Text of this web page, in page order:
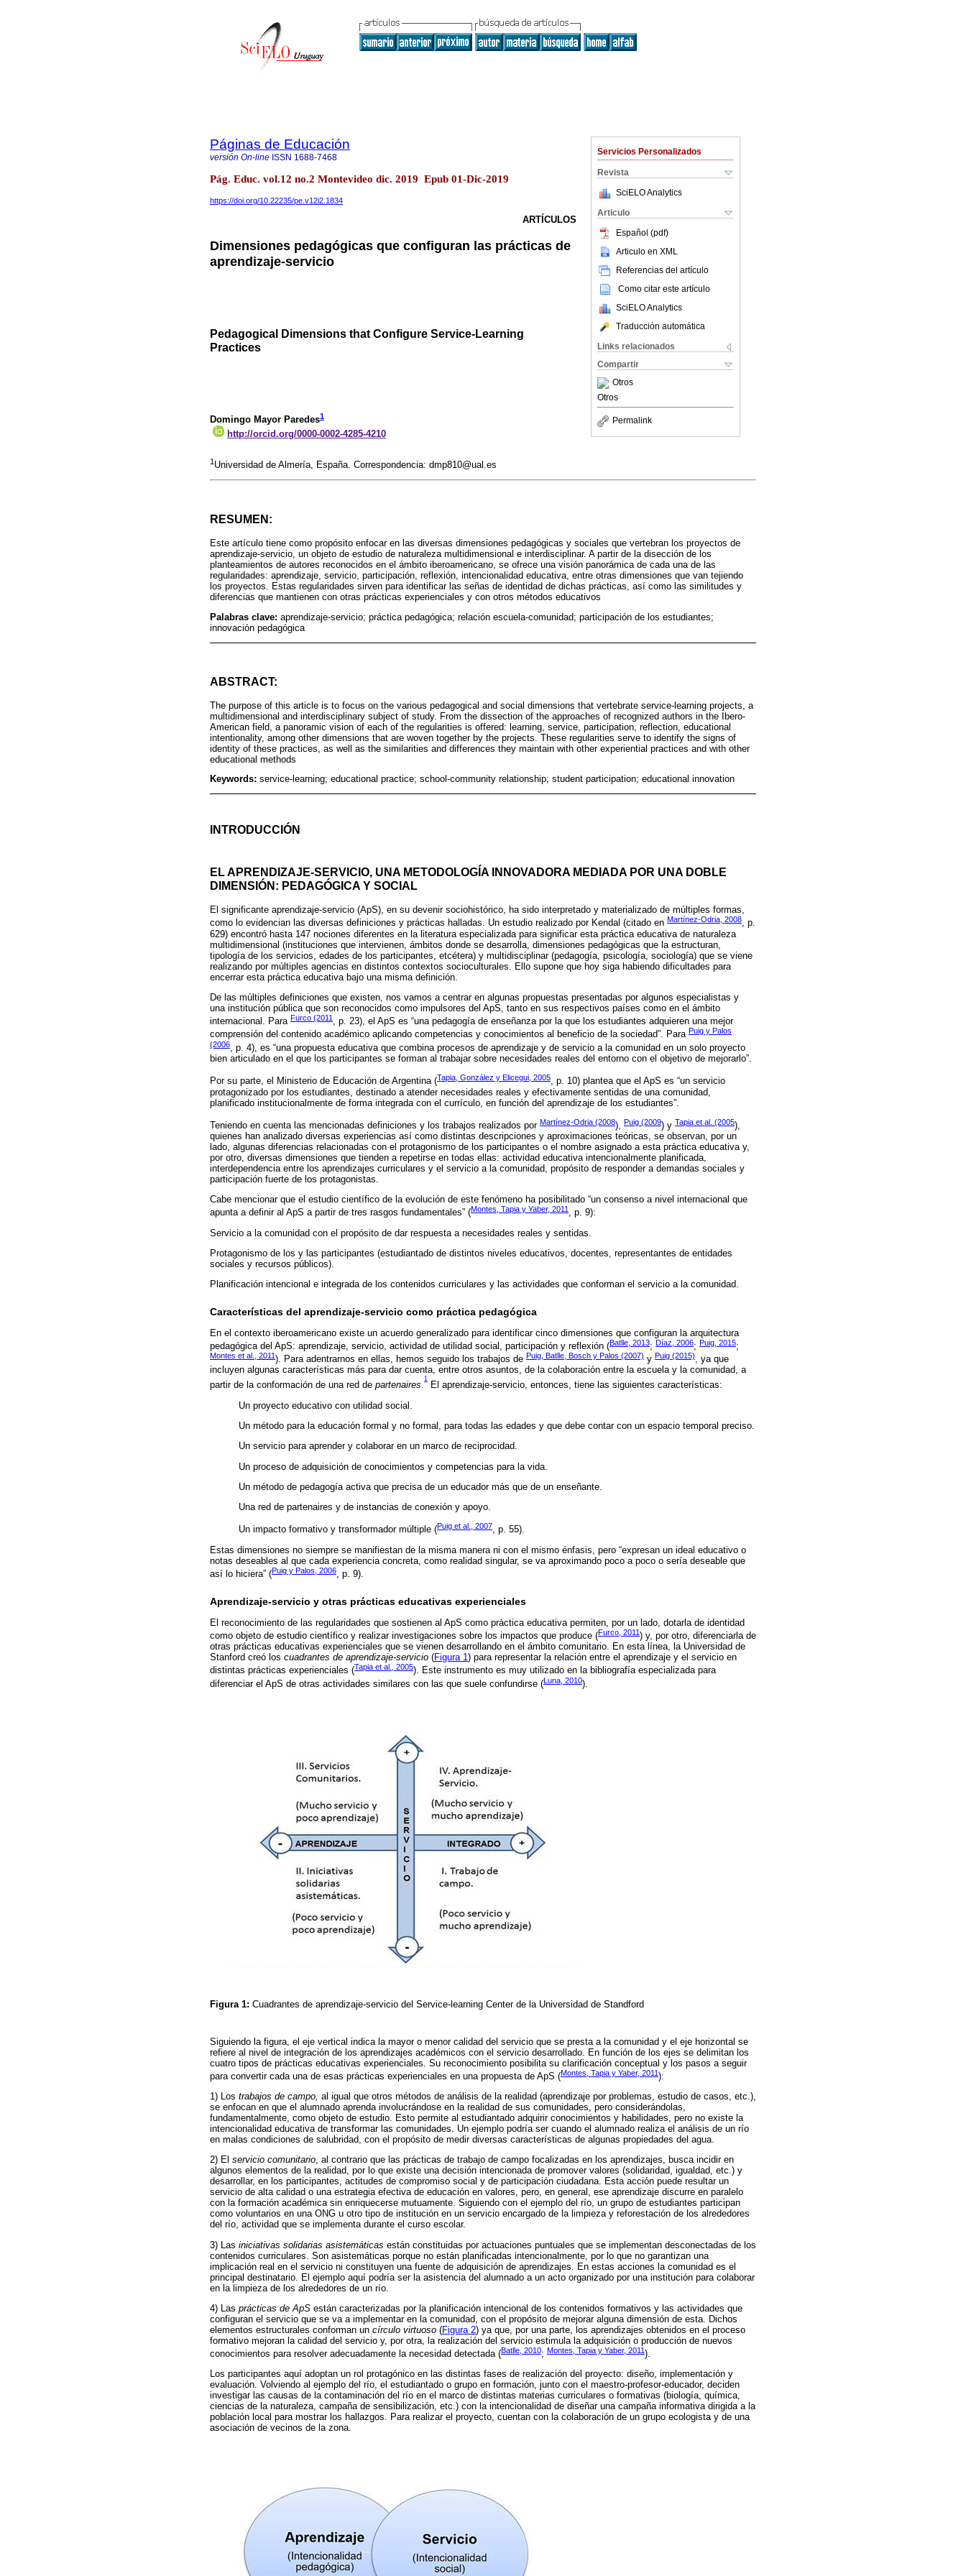
Servicios Personalizados
Revista
SciELO Analytics
Articulo
Español (pdf)
Articulo en XML
Referencias del artículo
Como citar este artículo
SciELO Analytics
Traducción automática
Links relacionados
Compartir
Otros
Otros
Permalink
Páginas de Educación
versión On-line ISSN 1688-7468
Pág. Educ. vol.12 no.2 Montevideo dic. 2019 Epub 01-Dic-2019
https://doi.org/10.22235/pe.v12i2.1834
ARTÍCULOS
Dimensiones pedagógicas que configuran las prácticas de
aprendizaje-servicio
Pedagogical Dimensions that Configure Service-Learning
Practices
Domingo Mayor Paredes1
http://orcid.org/0000-0002-4285-4210
1 Universidad de Almería, España. Correspondencia: dmp810@ual.es
RESUMEN:
Este artículo tiene como propósito enfocar en las diversas dimensiones pedagógicas y sociales que vertebran los proyectos de
aprendizaje-servicio, un objeto de estudio de naturaleza multidimensional e interdisciplinar. A partir de la disección de los
planteamientos de autores reconocidos en el ámbito iberoamericano, se ofrece una visión panorámica de cada una de las
regularidades: aprendizaje, servicio, participación, reflexión, intencionalidad educativa, entre otras dimensiones que van tejiendo
los proyectos. Estas regularidades sirven para identificar las señas de identidad de dichas prácticas, así como las similitudes y
diferencias que mantienen con otras prácticas experienciales y con otros métodos educativos
Palabras clave: aprendizaje-servicio; práctica pedagógica; relación escuela-comunidad; participación de los estudiantes;
innovación pedagógica
ABSTRACT:
The purpose of this article is to focus on the various pedagogical and social dimensions that vertebrate service-learning projects, a
multidimensional and interdisciplinary subject of study. From the dissection of the approaches of recognized authors in the Ibero-
American field, a panoramic vision of each of the regularities is offered: learning, service, participation, reflection, educational
intentionality, among other dimensions that are woven together by the projects. These regularities serve to identify the signs of
identity of these practices, as well as the similarities and differences they maintain with other experiential practices and with other
educational methods
Keywords: service-learning; educational practice; school-community relationship; student participation; educational innovation
INTRODUCCIÓN
EL APRENDIZAJE-SERVICIO, UNA METODOLOGÍA INNOVADORA MEDIADA POR UNA DOBLE
DIMENSIÓN: PEDAGÓGICA Y SOCIAL
El significante aprendizaje-servicio (ApS), en su devenir sociohistórico, ha sido interpretado y materializado de múltiples formas,
como lo evidencian las diversas definiciones y prácticas halladas. Un estudio realizado por Kendal (citado en Martínez-Odria, 2008, p.
629) encontró hasta 147 nociones diferentes en la literatura especializada para significar esta práctica educativa de naturaleza
multidimensional (instituciones que intervienen, ámbitos donde se desarrolla, dimensiones pedagógicas que la estructuran,
tipología de los servicios, edades de los participantes, etcétera) y multidisciplinar (pedagogía, psicología, sociología) que se viene
realizando por múltiples agencias en distintos contextos socioculturales. Ello supone que hoy siga habiendo dificultades para
encerrar esta práctica educativa bajo una misma definición.
De las múltiples definiciones que existen, nos vamos a centrar en algunas propuestas presentadas por algunos especialistas y
una institución pública que son reconocidos como impulsores del ApS, tanto en sus respectivos países como en el ámbito
internacional. Para Furco (2011 , p. 23), el ApS es “una pedagogía de enseñanza por la que los estudiantes adquieren una mejor
comprensión del contenido académico aplicando competencias y conocimientos al beneficio de la sociedad”. Para Puig y Palos
(2006, p. 4), es “una propuesta educativa que combina procesos de aprendizaje y de servicio a la comunidad en un solo proyecto
bien articulado en el que los participantes se forman al trabajar sobre necesidades reales del entorno con el objetivo de mejorarlo”.
Por su parte, el Ministerio de Educación de Argentina (Tapia, González y Elicegui, 2005, p. 10) plantea que el ApS es “un servicio
protagonizado por los estudiantes, destinado a atender necesidades reales y efectivamente sentidas de una comunidad,
planificado institucionalmente de forma integrada con el currículo, en función del aprendizaje de los estudiantes”.
Teniendo en cuenta las mencionadas definiciones y los trabajos realizados por Martínez-Odria (2008), Puig (2009) y Tapia et al. (2005),
quienes han analizado diversas experiencias así como distintas descripciones y aproximaciones teóricas, se observan, por un
lado, algunas diferencias relacionadas con el protagonismo de los participantes o el nombre asignado a esta práctica educativa y,
por otro, diversas dimensiones que tienden a repetirse en todas ellas: actividad educativa intencionalmente planificada,
interdependencia entre los aprendizajes curriculares y el servicio a la comunidad, propósito de responder a demandas sociales y
participación fuerte de los protagonistas.
Cabe mencionar que el estudio científico de la evolución de este fenómeno ha posibilitado “un consenso a nivel internacional que
apunta a definir al ApS a partir de tres rasgos fundamentales” (Montes, Tapia y Yaber, 2011, p. 9):
Servicio a la comunidad con el propósito de dar respuesta a necesidades reales y sentidas.
Protagonismo de los y las participantes (estudiantado de distintos niveles educativos, docentes, representantes de entidades
sociales y recursos públicos).
Planificación intencional e integrada de los contenidos curriculares y las actividades que conforman el servicio a la comunidad.
Características del aprendizaje-servicio como práctica pedagógica
En el contexto iberoamericano existe un acuerdo generalizado para identificar cinco dimensiones que configuran la arquitectura
pedagógica del ApS: aprendizaje, servicio, actividad de utilidad social, participación y reflexión (Batlle, 2013; Díaz, 2006; Puig, 2015;
Montes et al., 2011). Para adentrarnos en ellas, hemos seguido los trabajos de Puig, Batlle, Bosch y Palos (2007) y Puig (2015), ya que
incluyen algunas características más para dar cuenta, entre otros asuntos, de la colaboración entre la escuela y la comunidad, a
partir de la conformación de una red de partenaires.
1
El aprendizaje-servicio, entonces, tiene las siguientes características:
Un proyecto educativo con utilidad social.
Un método para la educación formal y no formal, para todas las edades y que debe contar con un espacio temporal preciso.
Un servicio para aprender y colaborar en un marco de reciprocidad.
Un proceso de adquisición de conocimientos y competencias para la vida.
Un método de pedagogía activa que precisa de un educador más que de un enseñante.
Una red de partenaires y de instancias de conexión y apoyo.
Un impacto formativo y transformador múltiple (Puig et al., 2007, p. 55).
Estas dimensiones no siempre se manifiestan de la misma manera ni con el mismo énfasis, pero “expresan un ideal educativo o
notas deseables al que cada experiencia concreta, como realidad singular, se va aproximando poco a poco o sería deseable que
así lo hiciera” (Puig y Palos, 2006, p. 9).
Aprendizaje-servicio y otras prácticas educativas experienciales
El reconocimiento de las regularidades que sostienen al ApS como práctica educativa permiten, por un lado, dotarla de identidad
como objeto de estudio científico y realizar investigaciones sobre los impactos que produce (Furco, 2011) y, por otro, diferenciarla de
otras prácticas educativas experienciales que se vienen desarrollando en el ámbito comunitario. En esta línea, la Universidad de
Stanford creó los cuadrantes de aprendizaje-servicio (Figura 1) para representar la relación entre el aprendizaje y el servicio en
distintas prácticas experienciales (Tapia et al., 2005). Este instrumento es muy utilizado en la bibliografía especializada para
diferenciar el ApS de otras actividades similares con las que suele confundirse (Luna, 2010).
Figura 1: Cuadrantes de aprendizaje-servicio del Service-learning Center de la Universidad de Standford
Siguiendo la figura, el eje vertical indica la mayor o menor calidad del servicio que se presta a la comunidad y el eje horizontal se
refiere al nivel de integración de los aprendizajes académicos con el servicio desarrollado. En función de los ejes se delimitan los
cuatro tipos de prácticas educativas experienciales. Su reconocimiento posibilita su clarificación conceptual y los pasos a seguir
para convertir cada una de esas prácticas experienciales en una propuesta de ApS (Montes, Tapia y Yaber, 2011):
1) Los trabajos de campo, al igual que otros métodos de análisis de la realidad (aprendizaje por problemas, estudio de casos, etc.),
se enfocan en que el alumnado aprenda involucrándose en la realidad de sus comunidades, pero considerándolas,
fundamentalmente, como objeto de estudio. Esto permite al estudiantado adquirir conocimientos y habilidades, pero no existe la
intencionalidad educativa de transformar las comunidades. Un ejemplo podría ser cuando el alumnado realiza el análisis de un río
en malas condiciones de salubridad, con el propósito de medir diversas características de algunas propiedades del agua.
2) El servicio comunitario, al contrario que las prácticas de trabajo de campo focalizadas en los aprendizajes, busca incidir en
algunos elementos de la realidad, por lo que existe una decisión intencionada de promover valores (solidaridad, igualdad, etc.) y
desarrollar, en los participantes, actitudes de compromiso social y de participación ciudadana. Esta acción puede resultar un
servicio de alta calidad o una estrategia efectiva de educación en valores, pero, en general, ese aprendizaje discurre en paralelo
con la formación académica sin enriquecerse mutuamente. Siguiendo con el ejemplo del río, un grupo de estudiantes participan
como voluntarios en una ONG u otro tipo de institución en un servicio encargado de la limpieza y reforestación de los alrededores
del río, actividad que se implementa durante el curso escolar.
3) Las iniciativas solidarias asistemáticas están constituidas por actuaciones puntuales que se implementan desconectadas de los
contenidos curriculares. Son asistemáticas porque no están planificadas intencionalmente, por lo que no garantizan una
implicación real en el servicio ni constituyen una fuente de adquisición de aprendizajes. En estas acciones la comunidad es el
principal destinatario. El ejemplo aquí podría ser la asistencia del alumnado a un acto organizado por una institución para colaborar
en la limpieza de los alrededores de un río.
4) Las prácticas de ApS están caracterizadas por la planificación intencional de los contenidos formativos y las actividades que
configuran el servicio que se va a implementar en la comunidad, con el propósito de mejorar alguna dimensión de esta. Dichos
elementos estructurales conforman un círculo virtuoso (Figura 2) ya que, por una parte, los aprendizajes obtenidos en el proceso
formativo mejoran la calidad del servicio y, por otra, la realización del servicio estimula la adquisición o producción de nuevos
conocimientos para resolver adecuadamente la necesidad detectada (Batlle, 2010; Montes, Tapia y Yaber, 2011).
Los participantes aquí adoptan un rol protagónico en las distintas fases de realización del proyecto: diseño, implementación y
evaluación. Volviendo al ejemplo del río, el estudiantado o grupo en formación, junto con el maestro-profesor-educador, deciden
investigar las causas de la contaminación del río en el marco de distintas materias curriculares o formativas (biología, química,
ciencias de la naturaleza, campaña de sensibilización, etc.) con la intencionalidad de diseñar una campaña informativa dirigida a la
población local para mostrar los hallazgos. Para realizar el proyecto, cuentan con la colaboración de un grupo ecologista y de una
asociación de vecinos de la zona.